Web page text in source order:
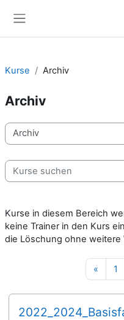
Kurse Archiv
Archiv
Kursbereiche
Kurse suchen
Kurse in diesem Bereich
keine Trainer in den Kurs
die Löschung ohne weitere
« 1